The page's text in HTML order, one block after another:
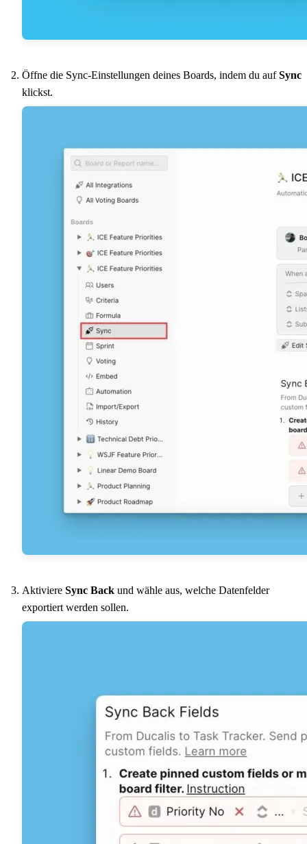
Öffne die Sync-Einstellungen deines Boards, indem du aufSync
klickst.
Aktiviere Sync Back und wähle aus, welche Datenfelder
exportiert werden sollen.